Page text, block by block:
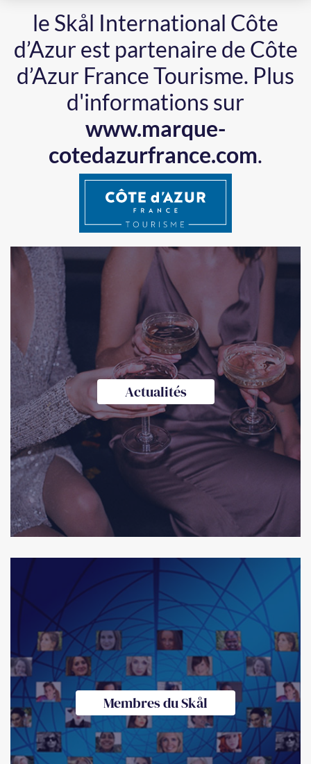
le Skål International Côte
d’Azur est partenaire de Côte
d’Azur France Tourisme. Plus
d'informations sur
www.marque-
cotedazurfrance.com.
Actualités
Membres du Skål